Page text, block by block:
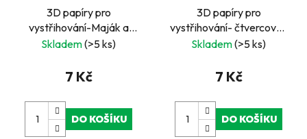
3D papíry pro
vystřihování-Maják a
moře
Skladem(>5 ks)
7 Kč
DO KOŠÍKU
3D papíry pro
vystřihování- čtvercové-
svatební
Skladem(>5 ks)
7 Kč
DO KOŠÍKU